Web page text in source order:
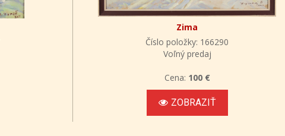
Zima
Číslo položky: 166290
Voľný predaj
Cena: 100 €
ZOBRAZIŤ